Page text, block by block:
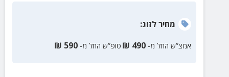
מחירלזוג:
אמצ”ש החל מ- 490
₪ סופ”ש החל מ- 590
₪